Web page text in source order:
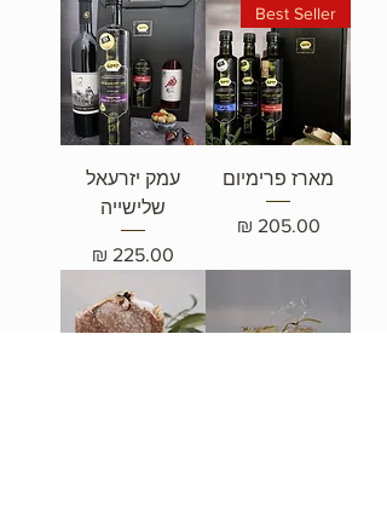
Best Seller
מארז פרימיום
מחיר
עמק יזרעאל
שלישייה
מחיר